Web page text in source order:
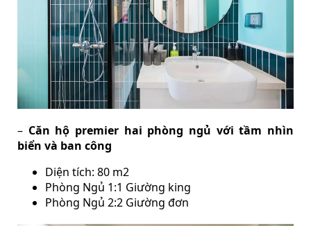
– Căn hộ premier hai phòng ngủ với tầm nhìn
biển và ban công
Diện tích: 80 m2
Phòng Ngủ 1:1 Giường king
Phòng Ngủ 2:2 Giường đơn